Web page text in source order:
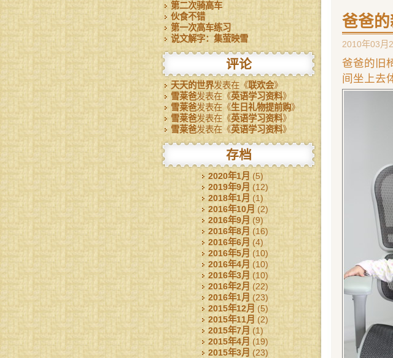
第二次骑高车
伙食不错
第一次高车练习
说文解字：集萤映雪
评论
天天的世界发表在《联欢会》
雪莱爸发表在《英语学习资料》
雪莱爸发表在《生日礼物提前购》
雪莱爸发表在《英语学习资料》
雪莱爸发表在《英语学习资料》
存档
2020年1月 (5)
2019年9月 (12)
2018年1月(1)
2016年10月 (2)
2016年9月 (9)
2016年8月 (16)
2016年6月 (4)
2016年5月(10)
2016年4月 (10)
2016年3月 (10)
2016年2月 (22)
2016年1月 (23)
2015年12月 (5)
2015年11月 (2)
2015年7月 (1)
2015年4月 (19)
2015年3月 (23)
爸爸
2010年03月
爸爸的旧
间坐上去